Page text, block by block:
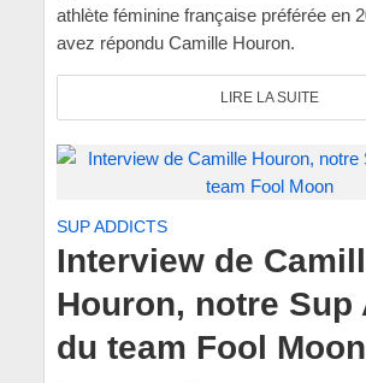
athlète féminine française préférée en
avez répondu Camille Houron.
LIRE LA SUITE
SUP ADDICTS
Interview de
Houron, notre Sup
du team Fool Moon